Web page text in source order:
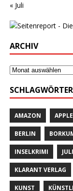
« Juli
ARCHIV
SCHLAGWÖRTER
AMAZON
BERLIN
INSELKRIMI
KLARANT VERLAG
KUNST